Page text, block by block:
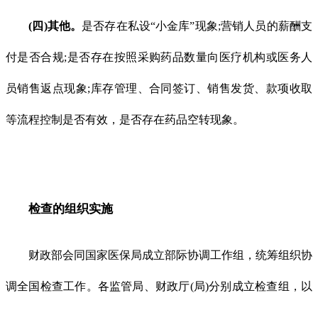
(四)其他。 是否存在私设“小金库”现象;营销人员的薪酬支
付是否合规;是否存在按照采购药品数量向医疗机构或医务人
员销售返点现象;库存管理、合同签订、销售发货、款项收取
等流程控制是否有效，是否存在药品空转现象。
检查的组织实施
财政部会同国家医保局成立部际协调工作组，统筹组织协
调全国检查工作。各监管局、财政厅(局)分别成立检查组，以